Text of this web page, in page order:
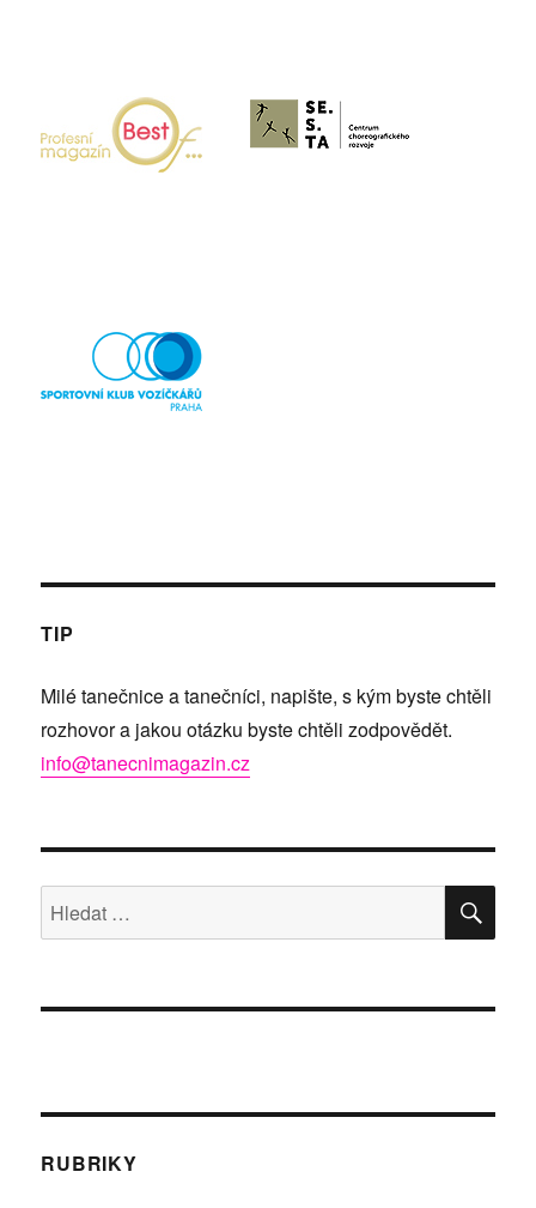
TIP
Milé tanečnice a tanečníci, napište, s kým byste chtěli
rozhovor a jakou otázku byste chtěli zodpovědět.
info@tanecnimagazin.cz
Hledat:
RUBRIKY